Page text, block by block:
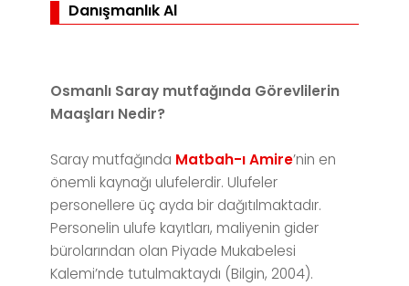
Danışmanlık Al
Osmanlı Saray mutfağında Görevlilerin
Maaşları Nedir?
Saray mutfağında Matbah-ı Amire’nin en
önemli kaynağı ulufelerdir. Ulufeler
personellere üç ayda bir dağıtılmaktadır.
Personelin ulufe kayıtları, maliyenin gider
bürolarından olan Piyade Mukabelesi
Kalemi’nde tutulmaktaydı (Bilgin, 2004).